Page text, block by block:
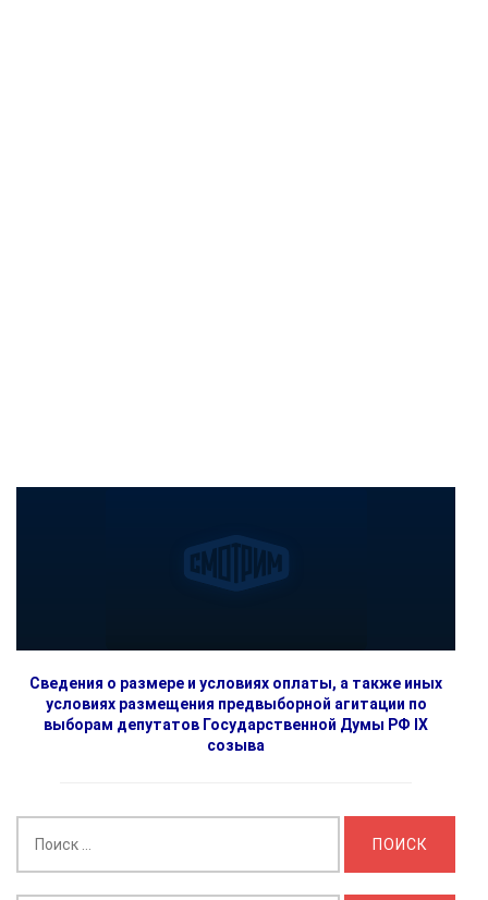
Сведения о размере и условиях оплаты, а также иных
условиях размещения предвыборной агитации по
выборам депутатов Государственной Думы РФ IX
созыва